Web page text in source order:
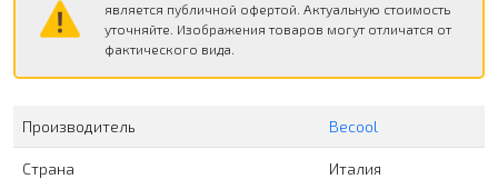
является публичной офертой. Актуальную стоимость
уточняйте. Изображения товаров могут отличатся от
фактического вида.
Производитель Becool
Страна Италия